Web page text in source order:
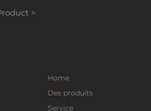
Next Product >
Home
Des produits
Service